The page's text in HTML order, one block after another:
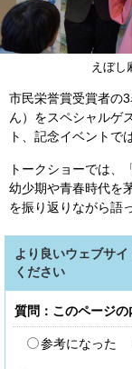
えぼし
市民栄誉賞受賞者の
ん）をスペシャルゲ
ト、記念イベントで
トークショーでは、
幼少期や青春時代を
を振り返りながら語
より良いウェブサ
ください
質問：このページの
参考になった